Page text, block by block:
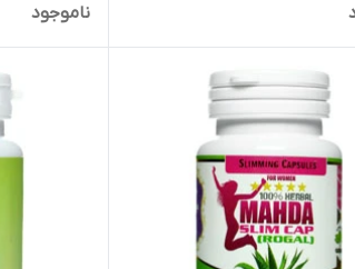
ناموجود